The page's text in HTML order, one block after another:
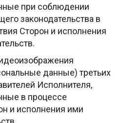
при соблюдении
законодательства в
Сторон и исполнения
данные) третьих
Исполнителя,
в процессе
и исполнения ими